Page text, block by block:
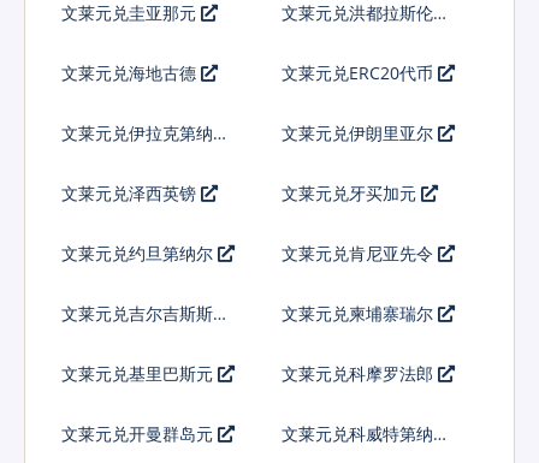
文莱元兑圭亚那元
文莱元兑洪都拉斯伦皮
文莱元兑海地古德 文莱元兑ERC20代币
文莱元兑伊拉克第纳尔 文莱元兑伊朗里亚尔
文莱元兑泽西英镑 文莱元兑牙买加元
文莱元兑约旦第纳尔 文莱元兑肯尼亚先令
文莱元兑吉尔吉斯斯坦
文莱元兑柬埔寨瑞尔
文莱元兑基里巴斯元 文莱元兑科摩罗法郎
文莱元兑开曼群岛元 文莱元兑科威特第纳尔